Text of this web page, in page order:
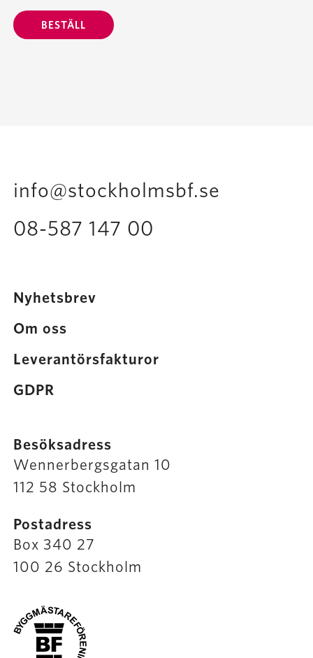
BESTÄLL
info@stockholmsbf.se
08-587 147 00
Nyhetsbrev
Om oss
Leverantörsfakturor
GDPR
Besöksadress
Wennerbergsgatan 10
112 58 Stockholm
Postadress
Box 340 27
100 26 Stockholm